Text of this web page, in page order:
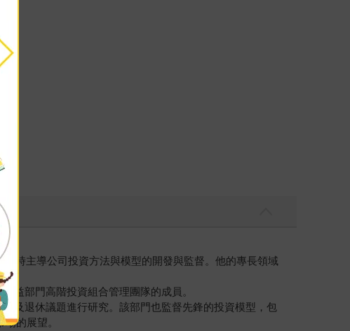
時主導公司投資方法與模型的開發與監督。他的專長領域
益部門高階投資組合管理團隊的成員。
及退休議題進行研究。該部門也監督先鋒的投資模型，包
的展望。